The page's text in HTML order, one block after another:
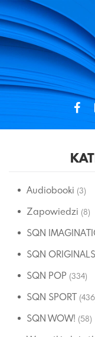
Audiobooki (3)
Zapowiedzi (8)
SQN
SQN ORIGINALS
SQN POP (334)
SQN SPORT
SQN WOW! (58)